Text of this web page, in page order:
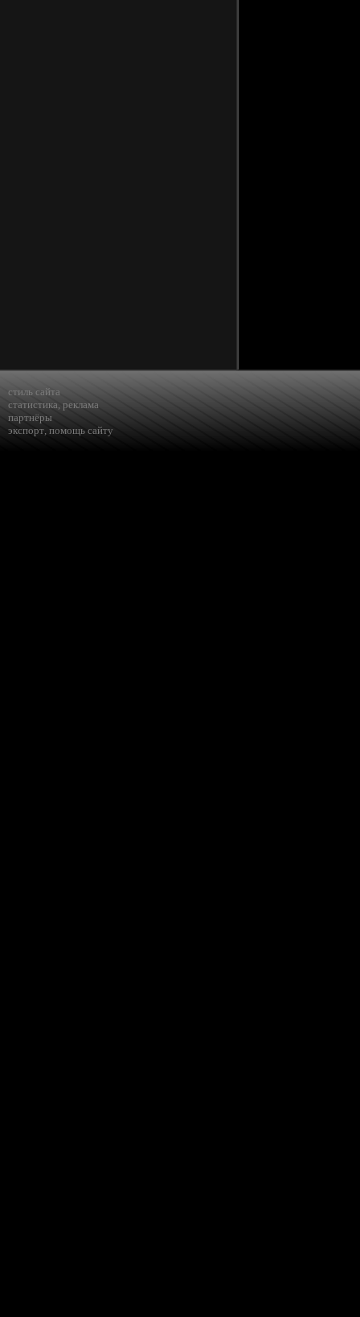
стиль сайта
статистика, реклама
партнёры
экспорт, помощь сайту